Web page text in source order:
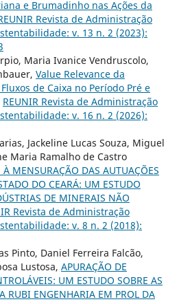
e Brumadinho nas Ações da
Revista de Administração
v. 13 n. 2 (2023):
Maria Ivanice Vendruscolo,
Value Relevance da
de Caixa no Período Pré e
REUNIR Revista de Administração
v. 16 n. 2 (2026):
Jackeline Lucas Souza, Miguel
Maria Ramalho de Castro
À MENSURAÇÃO DAS AUTUAÇÕES
DO CEARÁ: UM ESTUDO
DE MINERAIS NÃO
Revista de Administração
v. 8 n. 2 (2018):
Pinto, Daniel Ferreira Falcão,
Lustosa, APURAÇÃO DE
UM ESTUDO SOBRE AS
RUBI ENGENHARIA EM PROL DA